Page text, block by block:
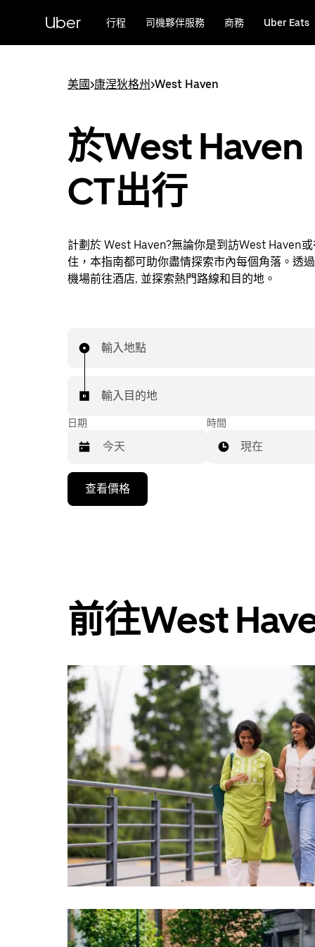
Uber 行程 司機夥伴服務 商務 Uber Eats
美國>康涅狄格州>West Haven
於West Haven
CT出行
計劃於 West Haven?無論你是到訪West Haven
住，本指南都可助你盡情探索市內每個角落。透
機場前往酒店, 並探索熱門路線和目的地。
輸入地點
輸入目的地
日期
下
即
可
使
日
曆
和
選
擇
日
期。
按
下
Esc
按
鈕
即
可
閉
日
時間
現在
查看價格
前往West